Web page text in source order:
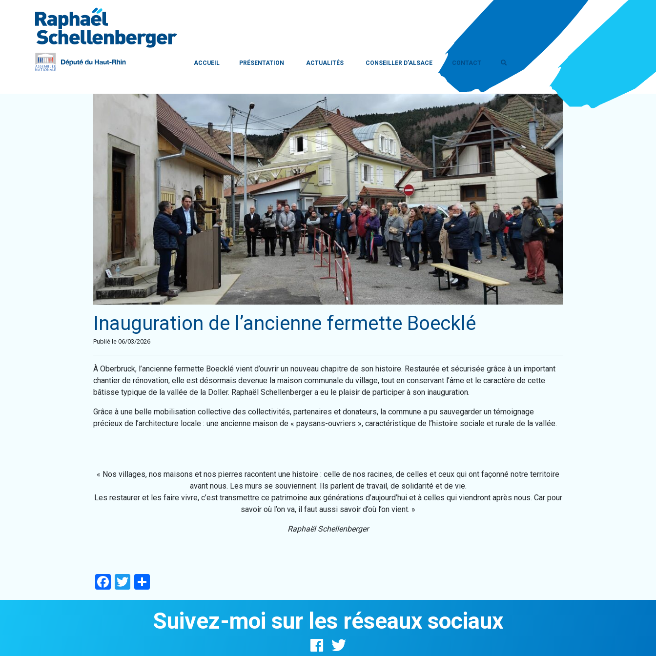
ACCUEIL PRÉSENTATION ACTUALITÉS CONSEILLER D’ALSACE CONTACT
Inauguration de l’ancienne fermette Boecklé
Publié le 06/03/2026
À Oberbruck, l’ancienne fermette Boecklé vient d’ouvrir un nouveau chapitre de son histoire. Restaurée et sécurisée grâce à un important
chantier de rénovation, elle est désormais devenue la maison communale du village, tout en conservant l’âme et le caractère de cette
bâtisse typique de la vallée de la Doller. Raphaël Schellenberger a eu le plaisir de participer à son inauguration.
Grâce à une belle mobilisation collective des collectivités, partenaires et donateurs, la commune a pu sauvegarder un témoignage
précieux de l’architecture locale : une ancienne maison de « paysans-ouvriers », caractéristique de l’histoire sociale et rurale de la vallée.
« Nos villages, nos maisons et nos pierres racontent une histoire : celle de nos racines, de celles et ceux qui ont façonné notre territoire
avant nous. Les murs se souviennent. Ils parlent de travail, de solidarité et de vie.
Les restaurer et les faire vivre, c’est transmettre ce patrimoine aux générations d’aujourd’hui et à celles qui viendront après nous. Car pour
savoir où l’on va, il faut aussi savoir d’où l’on vient. »
Raphaël Schellenberger
Facebook
Twitter
Suivez-moi sur les réseaux sociaux